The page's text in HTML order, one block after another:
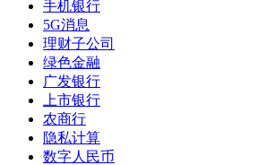
手机银行
5G消息
理财子公司
绿色金融
广发银行
上市银行
农商行
隐私计算
数字人民币